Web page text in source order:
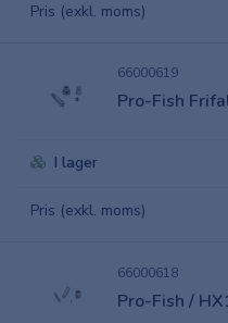
Pris (exkl. moms)
66000619
Pro-Fish
I lager
Pris (exkl. moms)
66000618
Pro-Fish /